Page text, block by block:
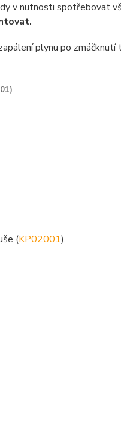
v nutnosti spotřebovat
plynu po
(KP02001).